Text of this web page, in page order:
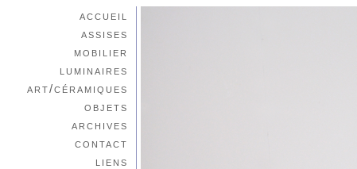
accueil
assises
mobilier
luminaires
art/céramiques
objets
archives
contact
liens